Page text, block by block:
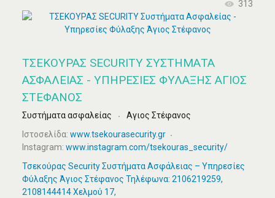
313
ΤΣΕΚΟΥΡΑΣ SECURITY ΣΥΣΤΉΜΑΤΑ
ΑΣΦΑΛΕΊΑΣ - ΥΠΗΡΕΣΊΕΣ ΦΎΛΑΞΗΣ ΆΓΙΟΣ
ΣΤΈΦΑΝΟΣ
Συστήματα ασφαλείας
Αγιος Στέφανος
Ιστοσελίδα: www.tsekourasecurity.gr
Instagram: www.instagram.com/tsekouras_security/
Τσεκούρας Security Συστήματα Ασφάλειας – Υπηρεσίες
Φύλαξης Άγιος Στέφανος Τηλέφωνα: 2106219259,
2108144414 Χελμού 17,